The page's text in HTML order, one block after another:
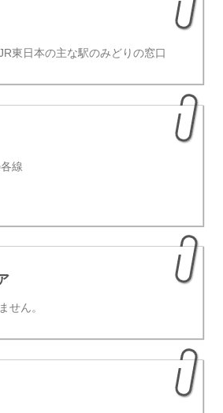
東日本の主な駅のみどりの窓口
線
せん。